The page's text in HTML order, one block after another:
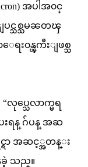
အပါအ၀င္
ပင္သစ္သမၼတၾ
ရး၀န္ၾကီးျဖစ္သ
ပ္သေလာက္မရ
ရန္ ဂ်ပန္ အဆ
ာ အဆင့္အတန္း
သည္။